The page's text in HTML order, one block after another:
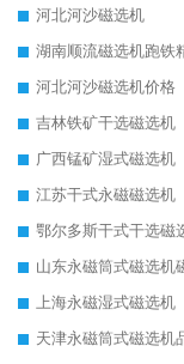
河北河沙磁选机
河北河沙磁选机价格
吉林铁矿干选磁选机
广西锰矿湿式磁选机
江苏干式永磁磁选机
鄂尔多斯干式干选磁
上海永磁湿式磁选机
天津永磁筒式磁选机